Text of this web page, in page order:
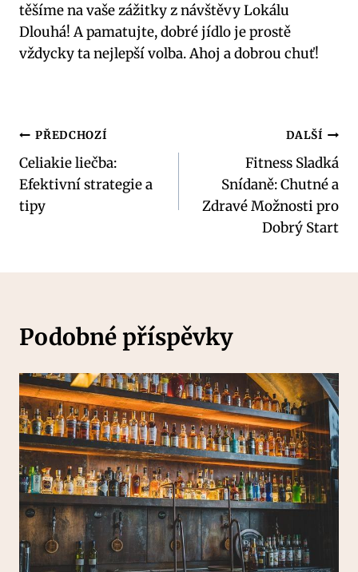
těšíme na vaše zážitky z návštěvy Lokálu
Dlouhá! A pamatujte, dobré jídlo je prostě
vždycky ta nejlepší volba. Ahoj a dobrou chuť!
Navigace
pro
příspěvek
PŘEDCHOZÍ
Celiakie liečba:
Efektivní strategie a
tipy
DALŠÍ
Fitness Sladká
Snídaně: Chutné a
Zdravé Možnosti pro
Dobrý Start
Podobné příspěvky